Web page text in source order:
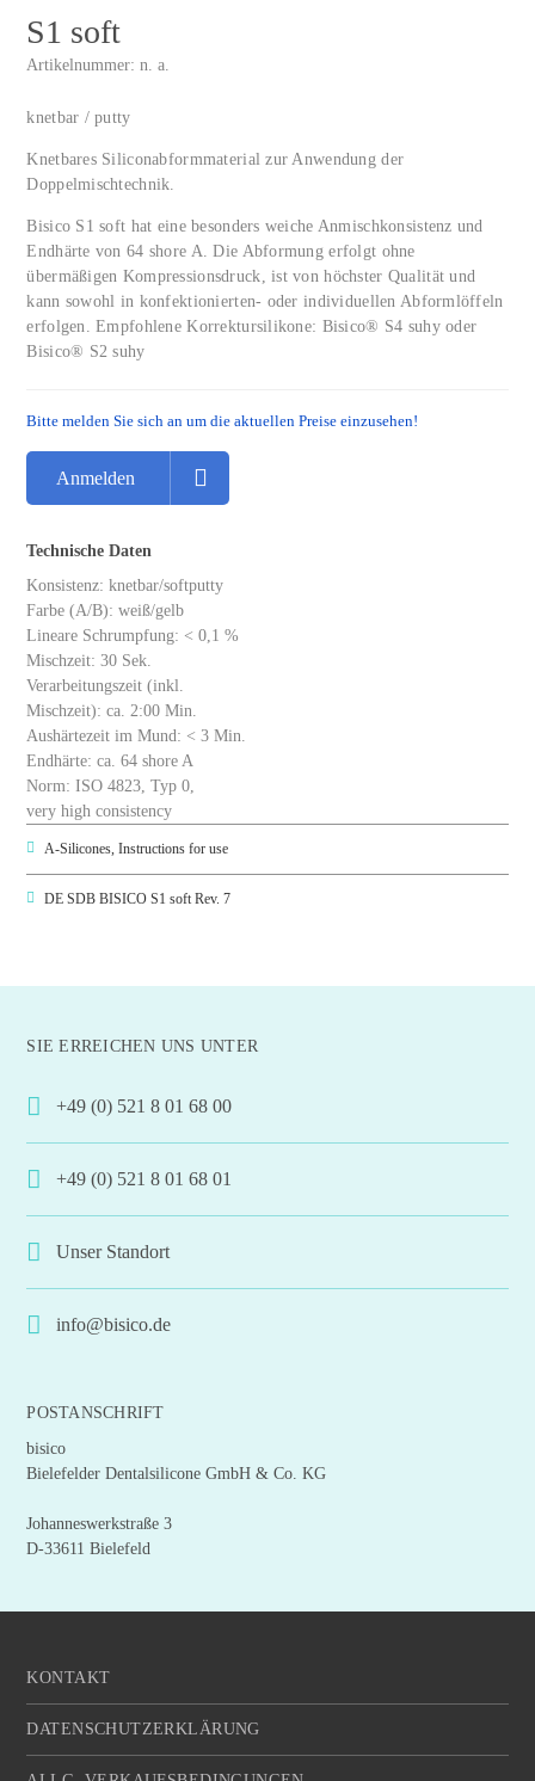
S1 soft
Artikelnummer:n. a.
knetbar / putty
Knetbares Siliconabformmaterial zur Anwendung der
Doppelmischtechnik.
Bisico S1 soft hat eine besonders weiche Anmischkonsistenz und
Endhärte von 64 shore A. Die Abformung erfolgt ohne
übermäßigen Kompressionsdruck, ist von höchster Qualität und
kann sowohl in konfektionierten- oder individuellen Abformlöffeln
erfolgen. Empfohlene Korrektursilikone: Bisico® S4 suhy oder
Bisico® S2 suhy
Bitte melden Sie sich an um die aktuellen Preise einzusehen!
Anmelden
Technische Daten
Konsistenz: knetbar/softputty
Farbe (A/B): weiß/gelb
Lineare Schrumpfung: < 0,1 %
Mischzeit: 30 Sek.
Verarbeitungszeit (inkl.
Mischzeit): ca. 2:00 Min.
Aushärtezeit im Mund: < 3 Min.
Endhärte: ca. 64 shore A
Norm: ISO 4823, Typ 0,
very high consistency
A-Silicones, Instructions for use
DE SDB BISICO S1 soft Rev. 7
SIE ERREICHEN UNS UNTER
+49 (0) 521 8 01 68 00
+49 (0) 521 8 01 68 01
Unser Standort
info@bisico.de
POSTANSCHRIFT
bisico
Bielefelder Dentalsilicone GmbH & Co. KG
Johanneswerkstraße 3
D-33611 Bielefeld
KONTAKT
DATENSCHUTZERKLÄRUNG